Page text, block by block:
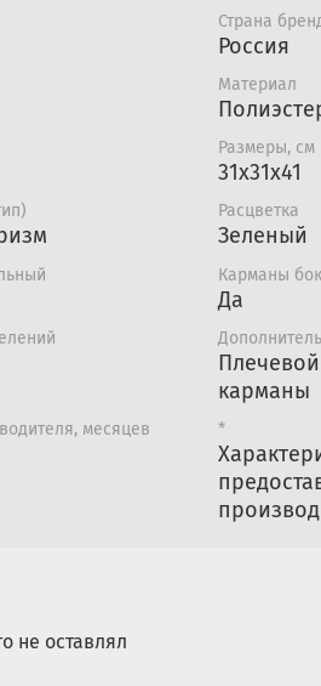
для продуктов;
внешний карман;
кармана из сетки;
под крышкой для
лямка;
подкладка из PEVA;
размещение 1,5-
слоя - полиэтилен.
Страна
Россия
Материал
Размеры, см
31x31x41
Расцветка
Зеленый
Карманы
Да
карманы
месяцев *
не оставлял